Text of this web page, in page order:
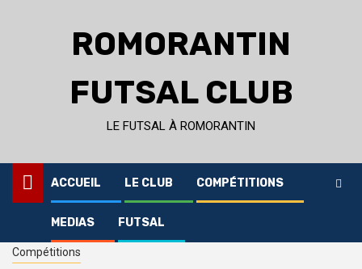
ROMORANTIN
FUTSAL CLUB
LE FUTSAL À ROMORANTIN
ACCUEIL LE CLUB COMPÉTITIONS
MEDIAS FUTSAL
Compétitions 19ème licencié pour le RFC !
Compétitions